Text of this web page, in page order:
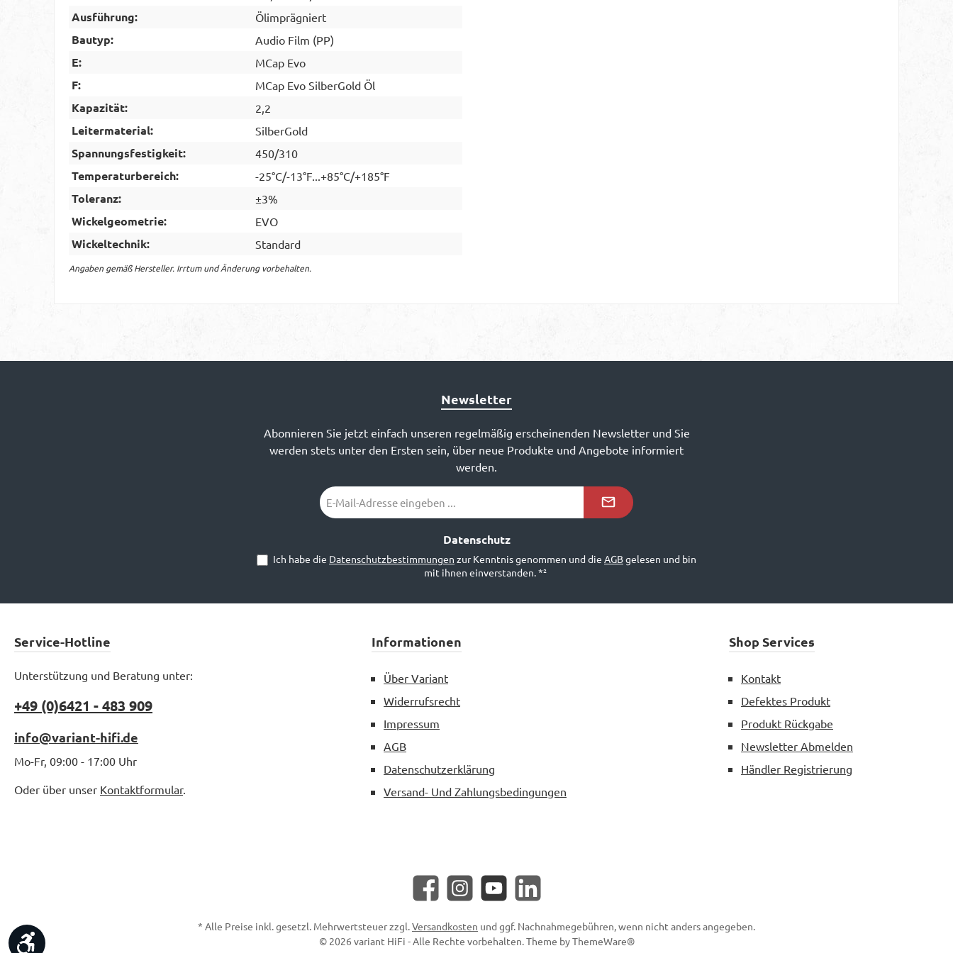
Ausführung: Ölimprägniert
Bautyp: Audio Film (PP)
E: MCap Evo
F: MCap Evo SilberGold Öl
Kapazität: 2,2
Leitermaterial: SilberGold
Spannungsfestigkeit: 450/310
Temperaturbereich: -25°C/-13°F...+85°C/+185°F
Toleranz: ±3%
Wickelgeometrie: EVO
Wickeltechnik: Standard
Angaben gemäß Hersteller. Irrtum und Änderung vorbehalten.
Newsletter
Abonnieren Sie jetzt einfach unseren regelmäßig erscheinenden Newsletter und Sie
werden stets unter den Ersten sein, über neue Produkte und Angebote informiert
werden.
E-
Mail-
Datenschutz
Ich habe die Datenschutzbestimmungen zur Kenntnis genommen und die AGBgelesen und bin
mit ihnen einverstanden.*²
Service-Hotline
Unterstützung und Beratung unter:
+49 (0)6421 - 483 909
info@variant-hifi.de
Mo-Fr, 09:00 - 17:00 Uhr
Oder über unser Kontaktformular.
Informationen
Über Variant
Widerrufsrecht
Impressum
AGB
Datenschutzerklärung
Versand- Und Zahlungsbedingungen
Shop Services
Kontakt
Defektes Produkt
Produkt Rückgabe
Newsletter Abmelden
Händler Registrierung
Facebook InstagramYouTube LinkedIn
* Alle Preise inkl. gesetzl. Mehrwertsteuer zzgl.Versandkosten und ggf. Nachnahmegebühren, wenn nicht anders angegeben.
© 2026 variant HiFi - Alle Rechte vorbehalten. Theme byThemeWare®
Werkzeugleiste anzeigen